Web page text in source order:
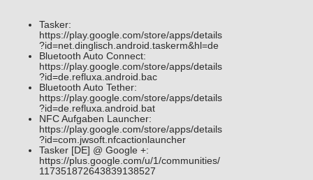
Tasker:
https://play.google.com/store/apps/details
?id=net.dinglisch.android.taskerm&hl=de
Bluetooth Auto Connect:
https://play.google.com/store/apps/details
?id=de.refluxa.android.bac
Bluetooth Auto Tether:
https://play.google.com/store/apps/details
?id=de.refluxa.android.bat
NFC Aufgaben Launcher:
https://play.google.com/store/apps/details
?id=com.jwsoft.nfcactionlauncher
Tasker [DE] @ Google +:
https://plus.google.com/u/1/communities/
117351872643839138527